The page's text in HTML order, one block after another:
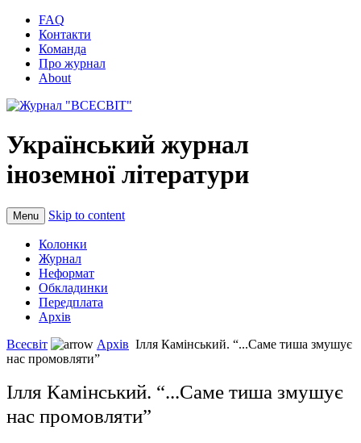
FAQ
Контакти
Команда
Про журнал
About
Український журнал
іноземної літератури
Menu Skip to content
Колонки
Журнал
Неформат
Обкладинки
Передплата
Архів
Всесвіт
Архів Ілля Камінський. “...Саме тиша змушує
нас промовляти”
Ілля Камінський. “...Саме тиша змушує
нас промовляти”